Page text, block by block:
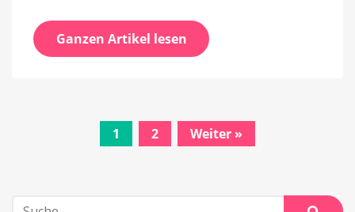
Ganzen Artikel lesen
1 2 Weiter »
Suche